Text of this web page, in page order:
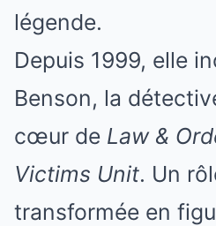
légende.
Depuis 1999, elle
Benson, la
cœur de Law &
Victims Unit. Un
transformée en